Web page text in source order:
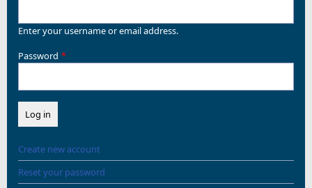
Enter your username or email address.
Password
Create new account
Reset your password